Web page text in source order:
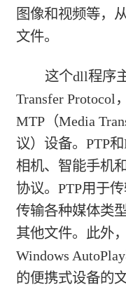
图像和视频等，
文件。
这个dll程序
Transfer Protocol
MTP（Media
议）设备。PTP
相机、智能手机
协议。PTP用于
传输各种媒体类
其他文件。此外
Windows
的便携式设备的